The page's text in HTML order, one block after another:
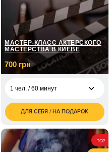
МАСТЕР-КЛАСС АКТЕРСКОГО
МАСТЕРСТВА В КИЕВЕ
700 грн
1 чел. / 60 минут
грн
1 чел. / 8 занятий по
1 часу
4 350
грн
ДЛЯ СЕБЯ / НА ПОДАРОК
TOP